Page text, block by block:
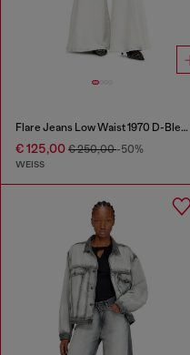
Flare Jeans Low Waist 1970 D-Bleess
€ 125,00 € 250,00-50%
WEISS